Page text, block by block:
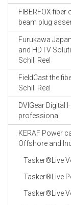
FIBERFOX
beam plug
Furukawa
and HDTV
Schill Reel
FieldCast the
Schill Reel
DVIGear Digital
professional
KERAF Power
Offshore and
Tasker®Live
Tasker®Live
Tasker®Live